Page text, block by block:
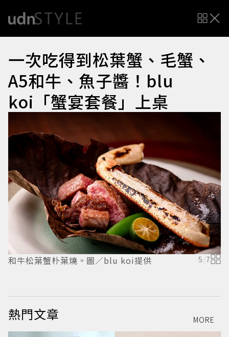
一次吃得到松葉蟹、毛蟹、
A5和牛、魚子醬！blu
koi「蟹宴套餐」上桌
和牛松葉蟹朴葉燒。圖／blu koi提供 5 /7
熱門文章 MORE